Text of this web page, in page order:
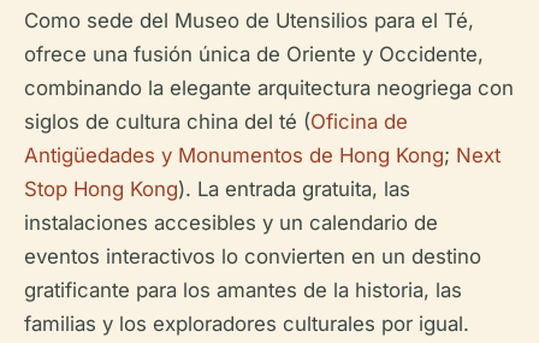
Como sede del Museo de Utensilios para el Té,
ofrece una fusión única de Oriente y Occidente,
combinando la elegante arquitectura neogriega con
siglos de cultura china del té (Oficina de
Antigüedades y Monumentos de Hong Kong; Next
Stop Hong Kong). La entrada gratuita, las
instalaciones accesibles y un calendario de
eventos interactivos lo convierten en un destino
gratificante para los amantes de la historia, las
familias y los exploradores culturales por igual.